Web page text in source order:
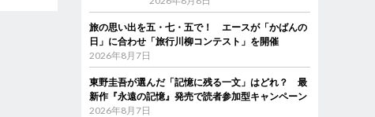
旅の思い出を五・七・五で！ エースが「かばんの
日」に合わせ「旅行川柳コンテスト」を開催
2026年8月7日
東野圭吾が選んだ「記憶に残る一文」はどれ？ 最
新作『永遠の記憶』発売で読者参加型キャンペーン
2026年8月7日